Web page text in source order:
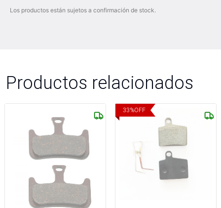
Los productos están sujetos a confirmación de stock.
Productos relacionados
33%OFF